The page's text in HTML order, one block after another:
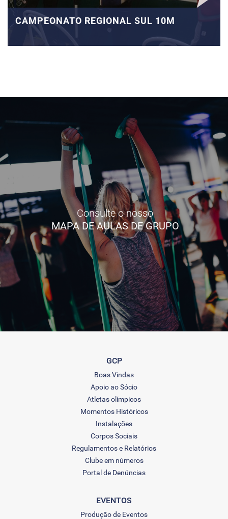
CAMPEONATO REGIONAL SUL 10M
Consulte o nosso
MAPA DE AULAS DE GRUPO
GCP
Boas Vindas
Apoio ao Sócio
Atletas olímpicos
Momentos Históricos
Instalações
Corpos Sociais
Regulamentos e Relatórios
Clube em números
Portal de Denúncias
EVENTOS
Produção de Eventos